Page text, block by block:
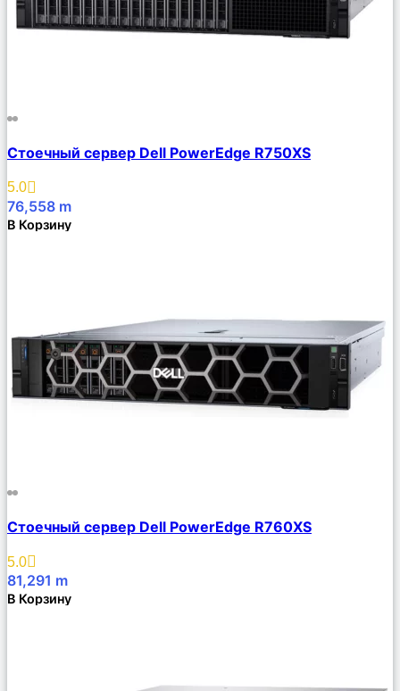
Описание
Избранное
Стоечный сервер Dell PowerEdge R750XS
5.0
76,558 m
В Корзину
Описание
Избранное
Стоечный сервер Dell PowerEdge R760XS
5.0
81,291 m
В Корзину